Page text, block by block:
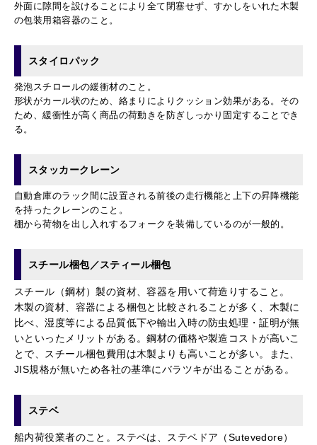
外面に隙間を設けることにより全て閉塞せず、すかしをいれた木製
の包装用箱容器のこと。
スタイロパック
発泡スチロールの緩衝材のこと。
形状がカール状のため、絡まりによりクッション効果がある。その
ため、緩衝性が高く商品の荷動きを防ぎしっかり固定することでき
る。
スタッカークレーン
自動倉庫のラック間に設置される前後の走行機能と上下の昇降機能
を持ったクレーンのこと。
棚から荷物を出し入れするフォークを装備しているのが一般的。
スチール梱包／スティール梱包
スチール（鋼材）製の資材、容器を用いて荷造りすること。
木製の資材、容器による梱包と比較されることが多く、木製に
比べ、湿度等による品質低下や輸出入時の防虫処理・証明が無
いといったメリットがある。鋼材の価格や製造コストが高いこ
とで、スチール梱包費用は木製よりも高いことが多い。また、
JIS規格が無いため各社の基準にバラツキが出ることがある。
ステベ
船内荷役業者のこと。ステベは、ステベドア（Sutevedore）